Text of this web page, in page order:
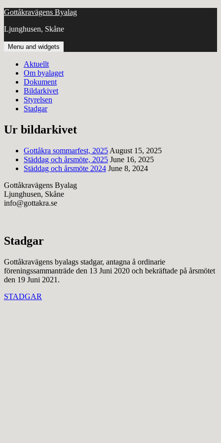
Skip
content
Gottåkravägens Byalag
Ljunghusen, Skåne
Menu and widgets
Aktuellt
Om byalaget
Dokument
Bildarkivet
Styrelsen
Stadgar
Ur bildarkivet
Gottåkra sommarfest, 2025 August 15, 2025
Städdag och årsmöte, 2025 June 16, 2025
Städdag och årsmöte 2024 June 8, 2024
Gottåkravägens Byalag
Ljunghusen, Skåne
info@gottakra.se
Stadgar
Gottåkravägens byalags stadgar, antagna å ordinarie
föreningssammanträde den 13 Juni 2020 och bekräftade på årsmötet
den 19 Juni 2021.
STADGAR